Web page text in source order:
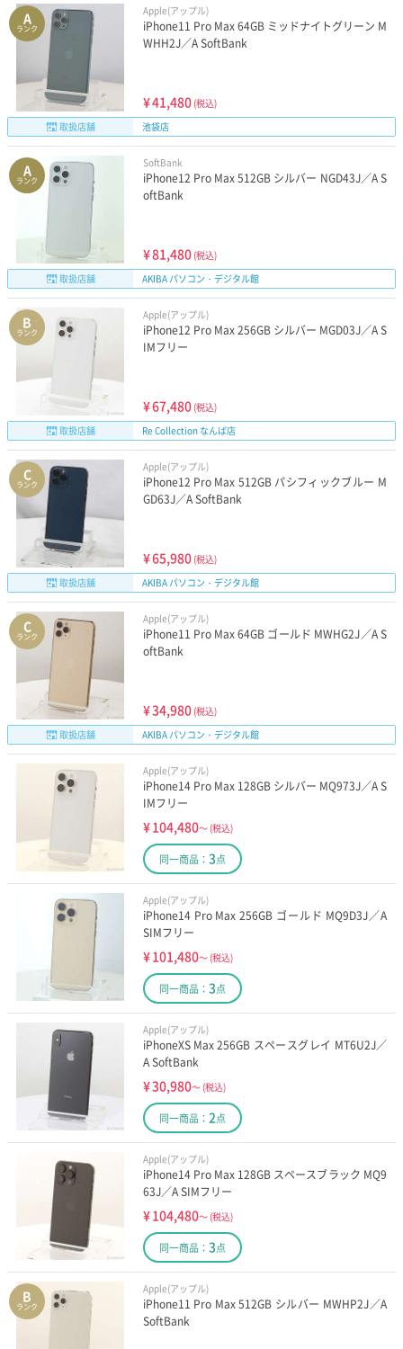
A
ランク
Apple(アップル)
iPhone11 Pro Max 64GB ミッドナイトグリーン M
WHH2J／A SoftBank
¥41,480 (税込)
取扱店舗
池袋店
A
ランク
SoftBank
iPhone12 Pro Max 512GB シルバー NGD43J／A S
oftBank
¥81,480 (税込)
取扱店舗
AKIBA パソコン・デジタル館
B
ランク
Apple(アップル)
iPhone12 Pro Max 256GB シルバー MGD03J／A S
IMフリー
¥67,480 (税込)
取扱店舗
Re Collection なんば店
C
ランク
Apple(アップル)
iPhone12 Pro Max 512GB パシフィックブルー M
GD63J／A SoftBank
¥65,980 (税込)
取扱店舗
AKIBA パソコン・デジタル館
C
ランク
Apple(アップル)
iPhone11 Pro Max 64GB ゴールド MWHG2J／A S
oftBank
¥34,980 (税込)
取扱店舗
AKIBA パソコン・デジタル館
Apple(アップル)
iPhone14 Pro Max 128GB シルバー MQ973J／A S
IMフリー
¥104,480～ (税込)
同一商品： 3点
Apple(アップル)
iPhone14 Pro Max 256GB ゴールド MQ9D3J／A
SIMフリー
¥101,480～ (税込)
同一商品： 3点
Apple(アップル)
iPhoneXS Max 256GB スペースグレイ MT6U2J／
A SoftBank
¥30,980～ (税込)
同一商品： 2点
Apple(アップル)
iPhone14 Pro Max 128GB スペースブラック MQ9
63J／A SIMフリー
¥104,480～ (税込)
同一商品： 3点
B
ランク
Apple(アップル)
iPhone11 Pro Max 512GB シルバー MWHP2J／A
SoftBank